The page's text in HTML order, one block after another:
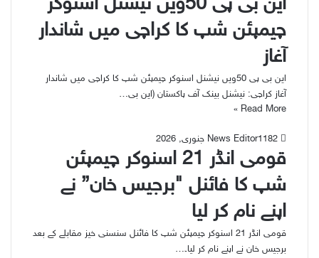
این بی پی 50ویں نیشنل اسنوکر
چیمپئن شپ کا کراچی میں شاندار
آغاز
این بی پی 50ویں نیشنل اسنوکر چیمپئن شپ کا کراچی میں شاندار
آغاز کراچی: نیشنل بینک آف پاکستان (این بی…
Read More »
News Editor11 جنوری, 2026
قومی انڈر 21 اسنوکر چیمپئن
شپ کا فائنل "برجیس خان” نے
اپنے نام کر لیا
قومی انڈر 21 اسنوکر چیمپئن شپ کا فائنل سنسنی خیز مقابلے کے بعد
برجیس خان نے اپنے نام کر لیا۔…